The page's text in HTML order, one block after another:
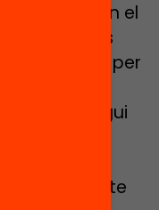
), en el
entitats
per
i jove tingui
propi
aquest repte